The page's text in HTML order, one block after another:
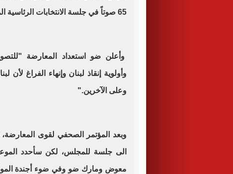
65 صوتاً في جلسة الانتخابات الرئاسية المقبلة
وأعلن ضو استعداد المعارضة
وأولوية إنقاذ لبنان وإنهاء الفراغ لأن
وعلى الآخرين".
وبعد المؤتمر الصحفي لقوى
الى جلسة للمجلس، لكن سأحدد
معوض ومارك ضو وفي ضوء أجندة